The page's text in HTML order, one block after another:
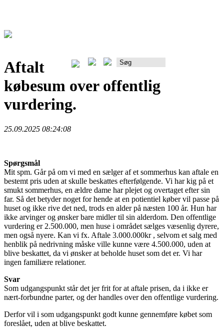
Aftalt
købesum over offentlig
vurdering.
25.09.2025 08:24:08
Spørgsmål
Mit spm. Går på om vi med en sælger af et sommerhus kan aftale en
bestemt pris uden at skulle beskattes efterfølgende. Vi har kig på et
smukt sommerhus, en ældre dame har plejet og overtaget efter sin
far. Så det betyder noget for hende at en potientiel køber vil passe på
huset og ikke rive det ned, trods en alder på næsten 100 år. Hun har
ikke arvinger og ønsker bare midler til sin alderdom. Den offentlige
vurdering er 2.500.000, men huse i området sælges væsenlig dyrere,
men også nyere. Kan vi fx. Aftale 3.000.000kr , selvom et salg med
henblik på nedrivning måske ville kunne være 4.500.000, uden at
blive beskattet, da vi ønsker at beholde huset som det er. Vi har
ingen familiære relationer.
Svar
Som udgangspunkt står det jer frit for at aftale prisen, da i ikke er
nært-forbundne parter, og der handles over den offentlige vurdering.
Derfor vil i som udgangspunkt godt kunne gennemføre købet som
foreslået, uden at blive beskattet.